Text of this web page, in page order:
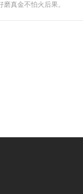
真金不怕火后果。